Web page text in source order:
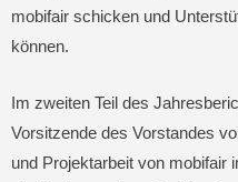
mobifair schicken und
können.
Im zweiten Teil des
Vorsitzende des Vorstandes
und Projektarbeit von mobifair